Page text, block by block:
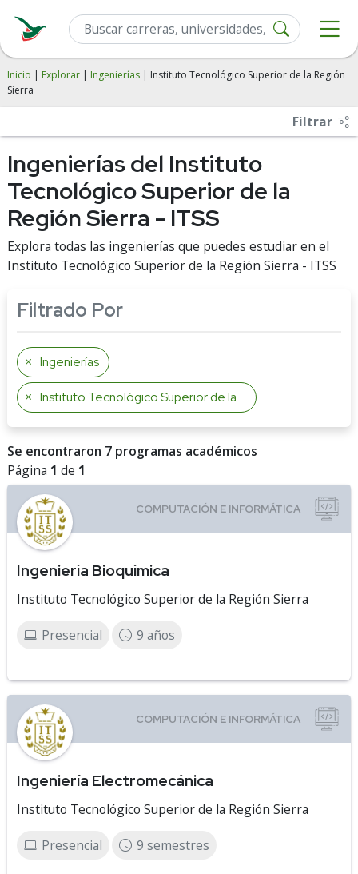
Inicio | Explorar | Ingenierías | Instituto Tecnológico Superior de la Región
Sierra
Filtrar
Ingenierías del Instituto
Tecnológico Superior de la
Región Sierra - ITSS
Explora todas las ingenierías que puedes estudiar en el
Instituto Tecnológico Superior de la Región Sierra - ITSS
Filtrado Por
Ingenierías
Instituto Tecnológico Superior de la Región Sierra
Se encontraron 7 programas académicos
Página 1 de 1
Ingeniería Bioquímica
Instituto Tecnológico Superior de la Región Sierra
Presencial 9 años
Ingeniería Electromecánica
Instituto Tecnológico Superior de la Región Sierra
Presencial 9 semestres